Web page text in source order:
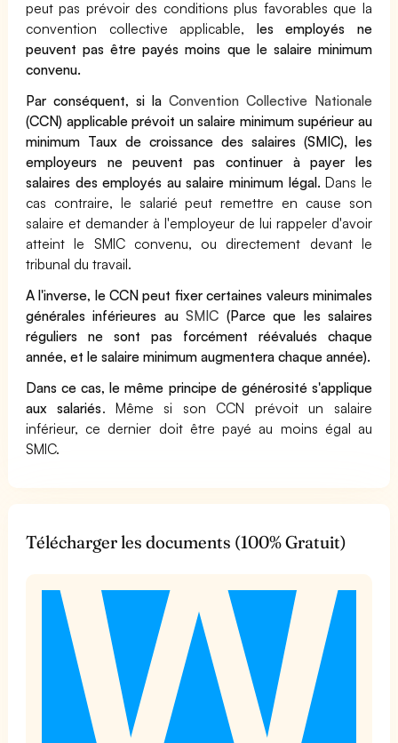
peut pas prévoir des conditions plus favorables que la
convention collective applicable, les employés ne
peuvent pas être payés moins que le salaire minimum
convenu.
Par conséquent, si la Convention Collective Nationale
(CCN) applicable prévoit un salaire minimum supérieur au
minimum Taux de croissance des salaires (SMIC), les
employeurs ne peuvent pas continuer à payer les
salaires des employés au salaire minimum légal.Dans le
cas contraire, le salarié peut remettre en cause son
salaire et demander à l'employeur de lui rappeler d'avoir
atteint le SMIC convenu, ou directement devant le
tribunal du travail.
A l'inverse, le CCN peut fixer certaines valeurs minimales
générales inférieures auSMIC (Parce que les salaires
réguliers ne sont pas forcément réévalués chaque
année, et le salaire minimum augmentera chaque année).
Dans ce cas, le même principe de générosité s'applique
aux salariés. Même si son CCN prévoit un salaire
inférieur, ce dernier doit être payé au moins égal au
SMIC.
Télécharger les documents (100% Gratuit)